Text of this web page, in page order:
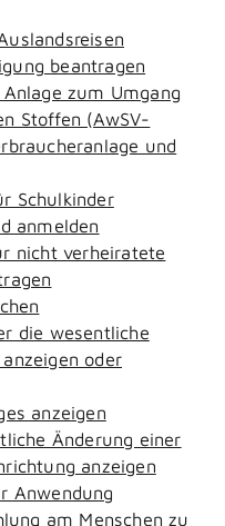
beantragen
zum Umgang
Stoffen (AwSV-
und
Schulkinder
anmelden
nicht verheiratete
die wesentliche
oder
anzeigen
Änderung einer
anzeigen
Anwendung
am Menschen zu